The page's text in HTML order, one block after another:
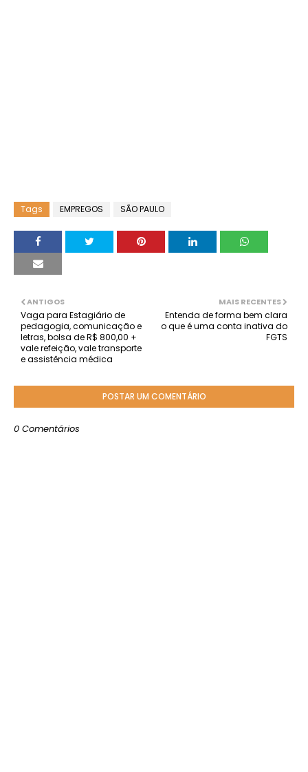
Tags EMPREGOS SÃO PAULO
MAIS RECENTES
Entenda de forma bem clara
o que é uma conta inativa do
FGTS
ANTIGOS
Vaga para Estagiário de
pedagogia, comunicação e
letras, bolsa de R$ 800,00 +
vale refeição, vale transporte
e assistência médica
POSTAR UM COMENTÁRIO
0 Comentários